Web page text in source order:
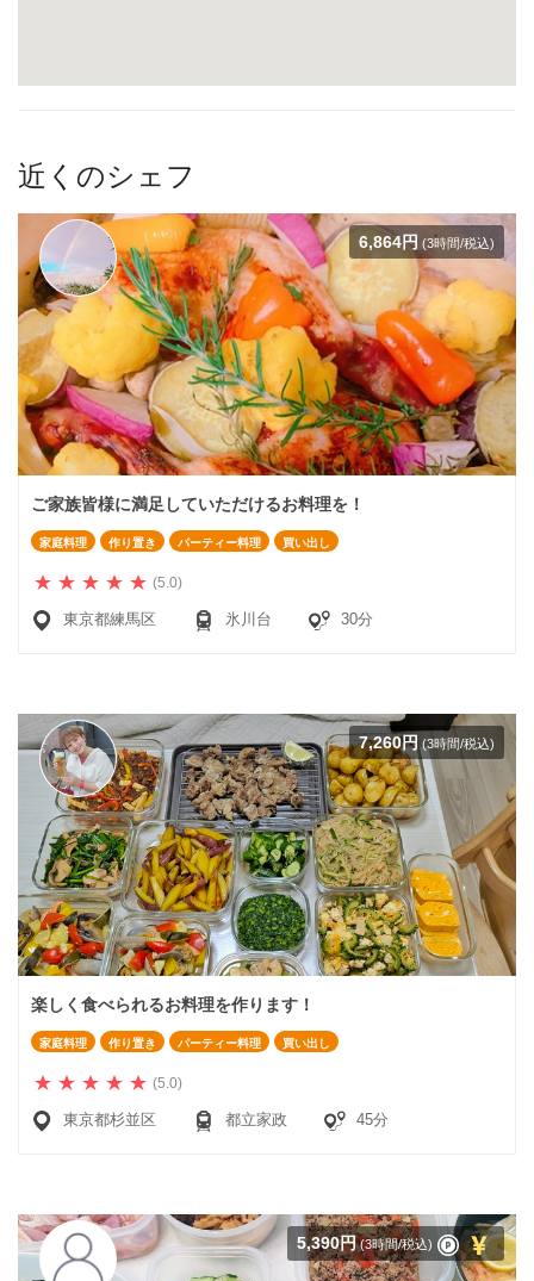
近くのシェフ
6,864円 (3時間/税込)
ご家族皆様に満足していただけるお料理を！
家庭料理 作り置き パーティー料理 買い出し
(5.0)
東京都練馬区 氷川台 30分
7,260円 (3時間/税込)
楽しく食べられるお料理を作ります！
家庭料理 作り置き パーティー料理 買い出し
(5.0)
東京都杉並区 都立家政 45分
5,390円(3時間/税込)